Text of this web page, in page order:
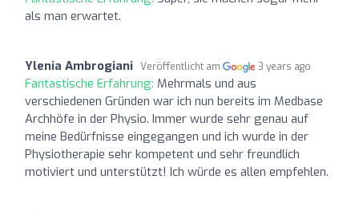
als man erwartet.
Ylenia Ambrogiani Veröffentlicht am 3 years ago
Fantastische Erfahrung: Mehrmals und aus
verschiedenen Gründen war ich nun bereits im Medbase
Archhöfe in der Physio. Immer wurde sehr genau auf
meine Bedürfnisse eingegangen und ich wurde in der
Physiotherapie sehr kompetent und sehr freundlich
motiviert und unterstützt! Ich würde es allen empfehlen.